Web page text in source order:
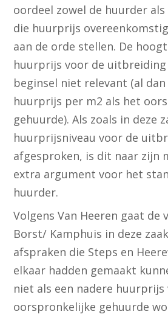
oordeel zowel de huurder
die huurprijs
aan de orde stellen. De
huurprijs voor de
beginsel niet relevant (al
huurprijs per m2 als het
gehuurde). Als zoals in deze
huurprijsniveau voor de
afgesproken, is dit naar zijn
extra argument voor het
huurder.
Volgens Van Heeren gaat de
Borst/ Kamphuis in deze
afspraken die Steps en
elkaar hadden gemaakt
niet als een nadere huurprijs
oorspronkelijke gehuurde